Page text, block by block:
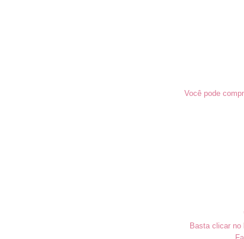
Você pode
Basta clicar no